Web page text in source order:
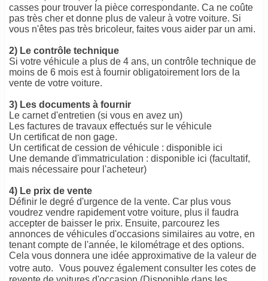
casses pour trouver la pièce correspondante. Ca ne coûte
pas très cher et donne plus de valeur à votre voiture. Si
vous n'êtes pas très bricoleur, faites vous aider par un ami.
2) Le contrôle technique
Si votre véhicule a plus de 4 ans, un contrôle technique de
moins de 6 mois est à fournir obligatoirement lors de la
vente de votre voiture.
3) Les documents à fournir
Le carnet d'entretien (si vous en avez un)
Les factures de travaux effectués sur le véhicule
Un certificat de non gage.
Un certificat de cession de véhicule : disponible ici
Une demande d'immatriculation : disponible ici (facultatif,
mais nécessaire pour l'acheteur)
4) Le prix de vente
Définir le degré d'urgence de la vente. Car plus vous
voudrez vendre rapidement votre voiture, plus il faudra
accepter de baisser le prix. Ensuite, parcourez les
annonces de véhicules d'occasions similaires au votre, en
tenant compte de l'année, le kilométrage et des options.
Cela vous donnera une idée approximative de la valeur de
votre auto. Vous pouvez également consulter les cotes de